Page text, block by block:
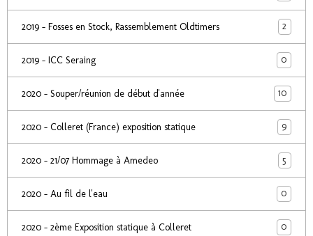
2019 - Fosses en Stock, Rassemblement Oldtimers 2
2019 - ICC Seraing 0
2020 - Souper/réunion de début d'année 10
2020 - Colleret (France) exposition statique 9
2020 - 21/07 Hommage à Amedeo 5
2020 - Au fil de l'eau 0
2020 - 2ème Exposition statique à Colleret 0